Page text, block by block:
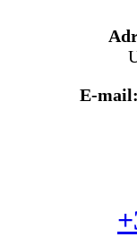
E-mail: